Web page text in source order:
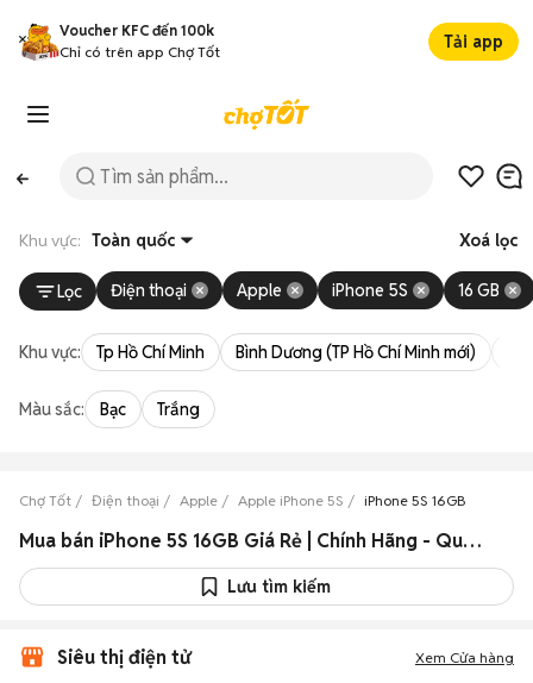
Voucher KFC đến 100k
Chỉ có trên app Chợ Tốt
Tải app
Khu vực: Toàn quốc Xoá lọc
Lọc Điện thoại Apple iPhone 5S 16 GB
Khu vực: Tp Hồ Chí Minh Bình Dương (TP Hồ Chí Minh mới)
Màu sắc: Bạc Trắng
Chợ Tốt Điện thoại Apple Apple iPhone 5S iPhone 5S 16GB
Mua bán iPhone 5S 16GB Giá Rẻ | Chính Hãng - Quốc Tế
Lưu tìm kiếm
Siêu thị điện tử Xem Cửa hàng